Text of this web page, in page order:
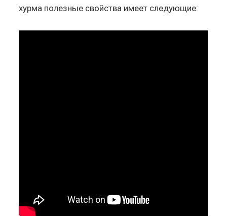
хурма полезные свойства имеет следующие: